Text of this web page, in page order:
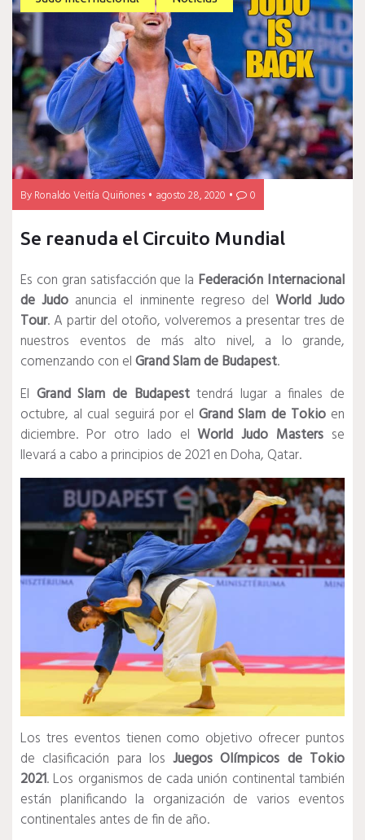
ByRonaldo Veitía Quiñones agosto 28, 2020 0
Se reanuda el Circuito Mundial
Es con gran satisfacción que la Federación Internacional
de Judo anuncia el inminente regreso del World Judo
Tour. A partir del otoño, volveremos a presentar tres de
nuestros eventos de más alto nivel, a lo grande,
comenzando con elGrand Slam de Budapest.
El Grand Slam de Budapesttendrá lugar a finales de
octubre, al cual seguirá por elGrand Slam de Tokioen
diciembre. Por otro lado elWorld Judo Masters se
llevará a cabo a principios de 2021 en Doha, Qatar.
Los tres eventos tienen como objetivo ofrecer puntos
de clasificación para losJuegos Olímpicos de Tokio
2021. Los organismos de cada unión continental también
están planificando la organización de varios eventos
continentales antes de fin de año.